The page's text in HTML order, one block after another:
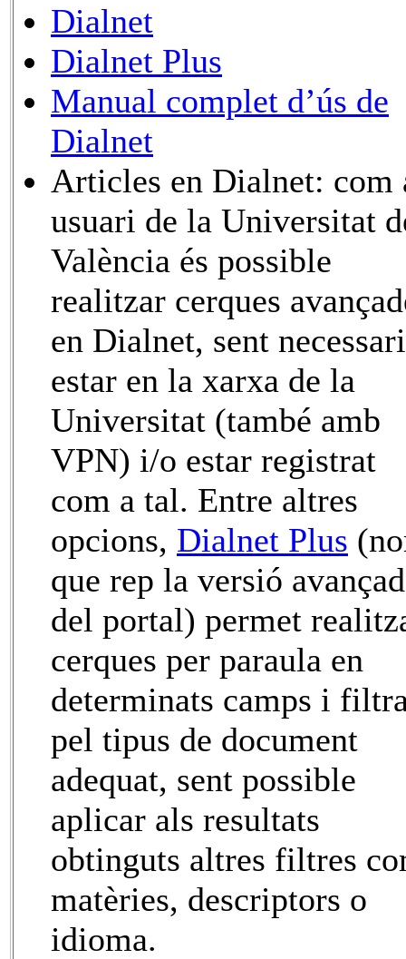
Dialnet
Dialnet Plus
Manual complet d’ús de
Dialnet
Articles en Dialnet: com
usuari de la Universitat
València és possible
realitzar cerques
en Dialnet, sent necessari
estar en la xarxa de la
Universitat (també amb
VPN) i/o estar registrat
com a tal. Entre altres
opcions, Dialnet Plus
que rep la versió
del portal) permet
cerques per paraula en
determinats camps i
pel tipus de document
adequat, sent possible
aplicar als resultats
obtinguts altres filtres
matèries, descriptors o
idioma.